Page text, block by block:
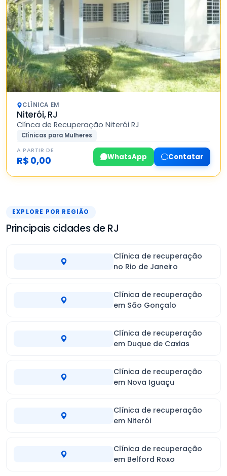
CLÍNICA EM
Niterói, RJ
Clínca de Recuperação Niterói RJ
Clínicas para Mulheres
A PARTIR DE
R$ 0,00 WhatsApp Contatar
EXPLORE POR REGIÃO
Principais cidades de RJ
Clínica de recuperação
no Rio de Janeiro
Clínica de recuperação
em São Gonçalo
Clínica de recuperação
em Duque de Caxias
Clínica de recuperação
em Nova Iguaçu
Clínica de recuperação
em Niterói
Clínica de recuperação
em Belford Roxo